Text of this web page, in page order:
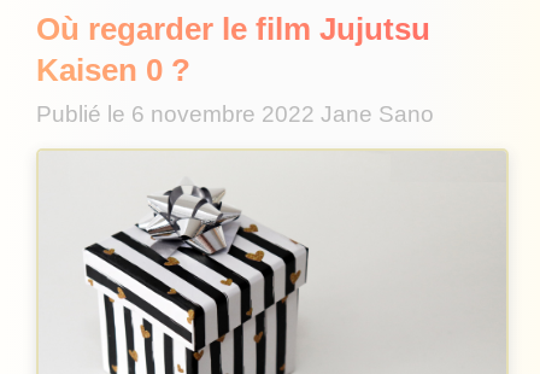
Où regarder le film Jujutsu
Kaisen 0 ?
Publié le 6 novembre 2022 Jane Sano